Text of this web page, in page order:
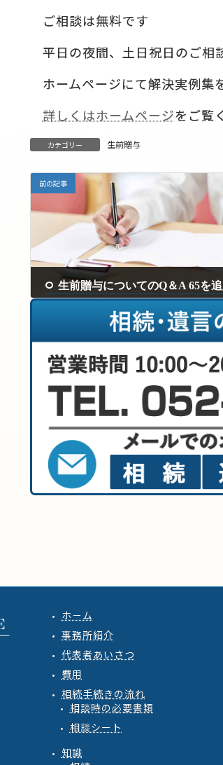
ご相談は無料です
平日の夜間、土日祝日のご相
ホームページにて解決実例集
詳しくはホームページをご覧
カテゴリー 生前贈与
前の記事
生前贈与についてのQ＆A 65を追加しま
ホ－ム
事務所紹介
代表者あいさつ
費用
相続手続きの流れ
相談時の必要書類
相談シート
知識